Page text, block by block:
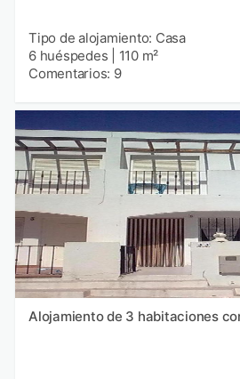
Tipo de alojamiento: Casa
6 huéspedes
110 m²
Comentarios: 9
Alojamiento de 3 habitaciones